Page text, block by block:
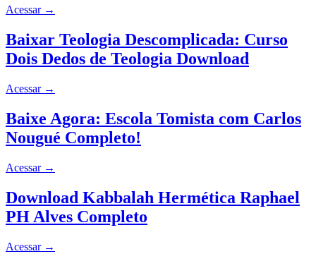
Acessar →
Baixar Teologia Descomplicada: Curso
Dois Dedos de Teologia Download
Acessar →
Baixe Agora: Escola Tomista com Carlos
Nougué Completo!
Acessar →
Download Kabbalah Hermética Raphael
PH Alves Completo
Acessar →